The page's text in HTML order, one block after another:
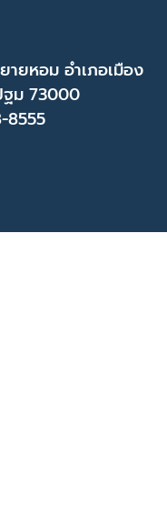
ยหอม อำเภอเมือง
ม 73000
8555